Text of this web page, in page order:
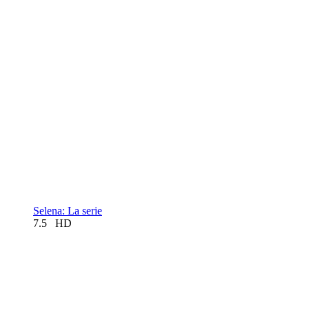
Selena: La serie
7.5
HD